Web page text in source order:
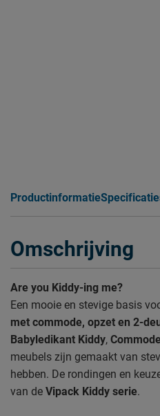
Productinformatie
Omschrijving
Are you Kiddy-ing me?
Een mooie en stevige basis
met commode, opzet en 2-
Babyledikant Kiddy,
meubels zijn gemaakt van
hebben. De rondingen en
van de Vipack Kiddy serie.